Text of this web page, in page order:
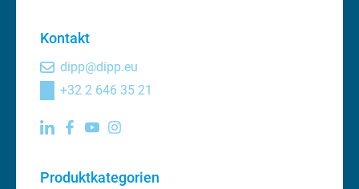
Kontakt
dipp@dipp.eu
+32 2 646 35 21
Produktkategorien